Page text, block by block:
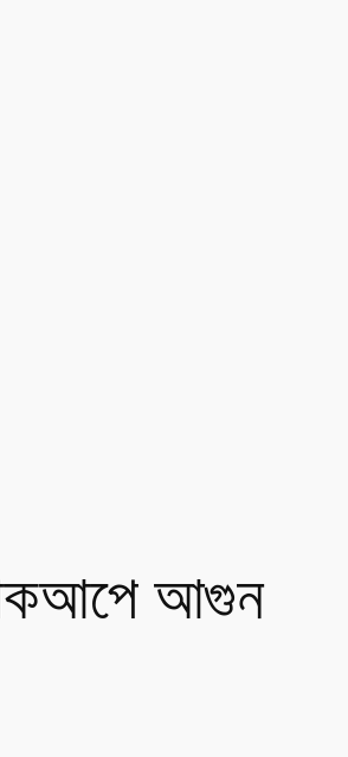
আগুন